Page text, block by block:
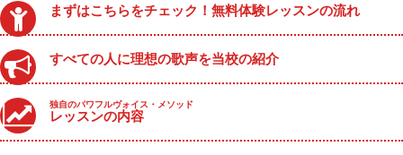
まずはこちらをチェック！無料体験レッスンの流れ
すべての人に理想の歌声を当校の紹介
独自のパワフルヴォイス・メソッド
レッスンの内容